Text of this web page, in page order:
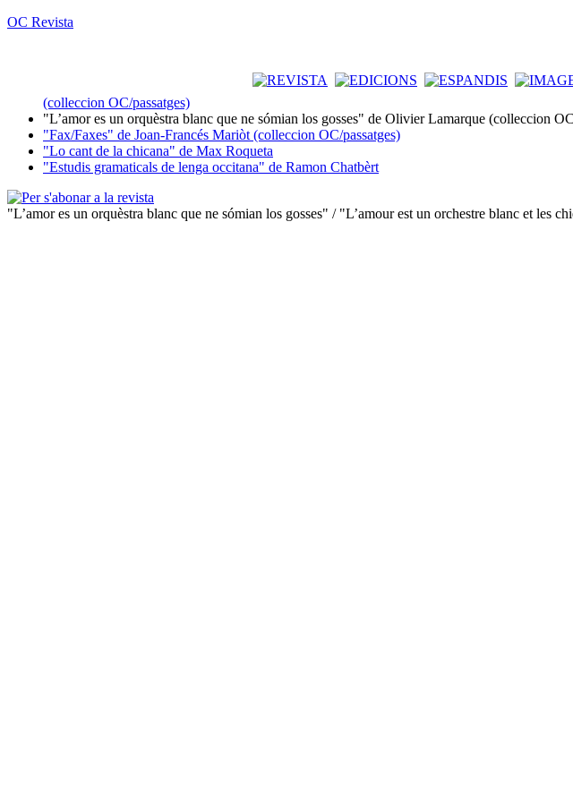
OC Revista
(colleccion OC/passatges)
"L’amor es un orquèstra blanc que ne sómian los gosses" de Olivier Lamarque (colleccion
"Fax/Faxes" de Joan-Francés Mariòt (colleccion OC/passatges)
"Lo cant de la chicana" de Max Roqueta
"Estudis gramaticals de lenga occitana" de Ramon Chatbèrt
"L’amor es un orquèstra blanc que ne sómian los gosses" / "L’amour est un orchestre blanc et les